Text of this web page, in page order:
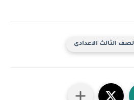
الثالث الاعدادى